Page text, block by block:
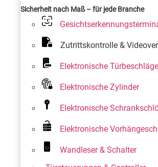
Sicherheit nach Maß – für jede Branche
Zutrittskontrolle &
Elektronische Türbeschläge
Elektronische Zylinder
Elektronische
Elektronische
Wandleser & Schalter